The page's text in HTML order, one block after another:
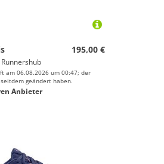
195,00 €
Runnershub
am 06.08.2026 um 00:47; der
geändert haben.
Anbieter